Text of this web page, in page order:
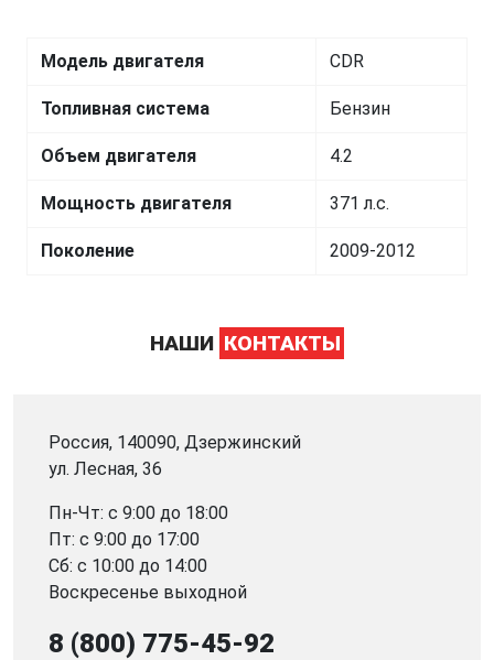
Модель двигателя CDR
Топливная система Бензин
Объем двигателя 4.2
Мощность двигателя 371 л.с.
Поколение 2009-2012
НАШИ КОНТАКТЫ
Россия, 140090, Дзержинский
ул. Лесная, 36
Пн-Чт: с 9:00 до 18:00
Пт: с 9:00 до 17:00
Сб: с 10:00 до 14:00
Воскресенье выходной
8 (800) 775-45-92